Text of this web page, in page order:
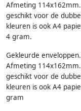
Afmeting
geschikt voor de
kleuren is ook A4
4 gram.
Gekleurde
Afmeting
geschikt voor de
kleuren is ook A4
gram